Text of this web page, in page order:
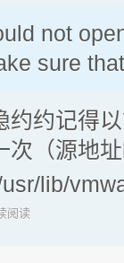
not
sure
约约记得
次（源地
usr/lib/
阅读